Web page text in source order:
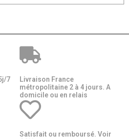
7
Livraison France
métropolitaine 2 à 4 jours. A
domicile ou en relais​​
Satisfait ou remboursé. Voir